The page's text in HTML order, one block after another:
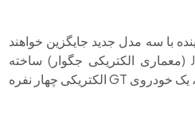
با سه مدل جدید جایگزین خواهند
شد که روی پلتفرم جدید JEA (معماری الکتریکی جگوار) ساخته
می‌شوند. اولین مدل از این سه، یک خودروی GT الکتریکی چهار نفره